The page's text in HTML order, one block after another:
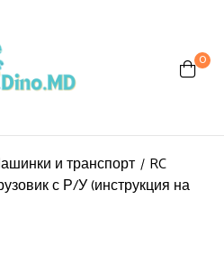
0
и транспорт
RC
с Р/У (инструкция на